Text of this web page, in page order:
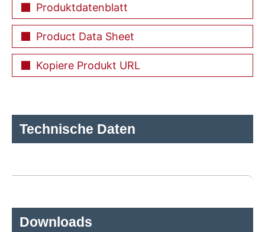
Produktdatenblatt
Product Data Sheet
Kopiere Produkt URL
Technische Daten
Downloads